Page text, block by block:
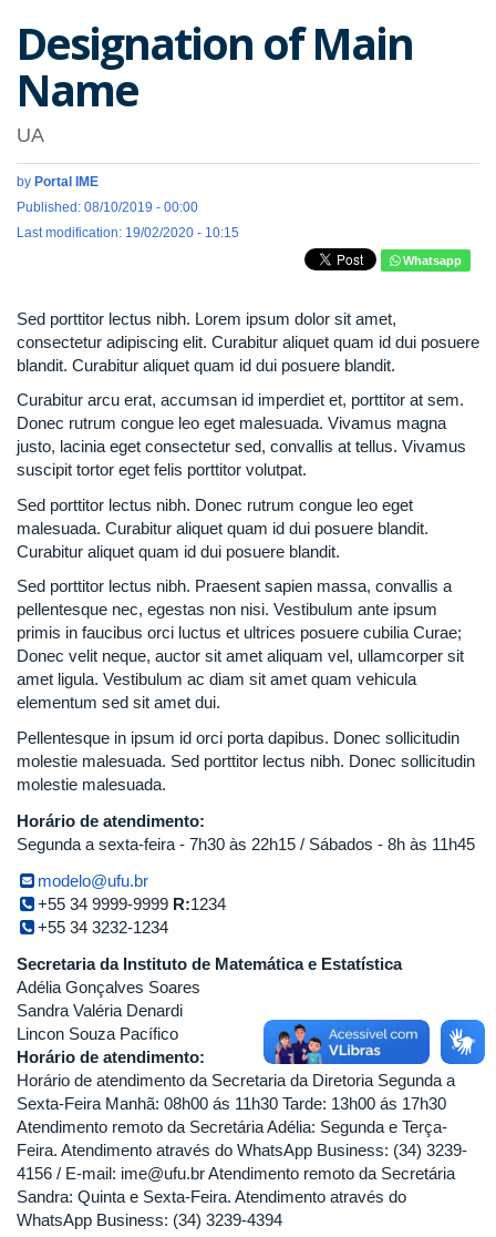
Designation of Main
Name
UA
by Portal IME
Published: 08/10/2019 - 00:00
Last modification: 19/02/2020 - 10:15
Whatsapp
Sed porttitor lectus nibh. Lorem ipsum dolor sit amet,
consectetur adipiscing elit. Curabitur aliquet quam id dui posuere
blandit. Curabitur aliquet quam id dui posuere blandit.
Curabitur arcu erat, accumsan id imperdiet et, porttitor at sem.
Donec rutrum congue leo eget malesuada. Vivamus magna
justo, lacinia eget consectetur sed, convallis at tellus. Vivamus
suscipit tortor eget felis porttitor volutpat.
Sed porttitor lectus nibh. Donec rutrum congue leo eget
malesuada. Curabitur aliquet quam id dui posuere blandit.
Curabitur aliquet quam id dui posuere blandit.
Sed porttitor lectus nibh. Praesent sapien massa, convallis a
pellentesque nec, egestas non nisi. Vestibulum ante ipsum
primis in faucibus orci luctus et ultrices posuere cubilia Curae;
Donec velit neque, auctor sit amet aliquam vel, ullamcorper sit
amet ligula. Vestibulum ac diam sit amet quam vehicula
elementum sed sit amet dui.
Pellentesque in ipsum id orci porta dapibus. Donec sollicitudin
molestie malesuada. Sed porttitor lectus nibh. Donec sollicitudin
molestie malesuada.
Horário de atendimento:
Segunda a sexta-feira - 7h30 às 22h15 / Sábados - 8h às 11h45
modelo@ufu.br
+55 34 9999-9999 R:1234
+55 34 3232-1234
Secretaria da Instituto de Matemática e Estatística
Adélia Gonçalves Soares
Sandra Valéria Denardi
Lincon Souza Pacífico
Horário de atendimento:
Horário de atendimento da Secretaria da Diretoria Segunda a
Sexta-Feira Manhã: 08h00 ás 11h30 Tarde: 13h00 ás 17h30
Atendimento remoto da Secretária Adélia: Segunda e Terça-
Feira. Atendimento através do WhatsApp Business: (34) 3239-
4156 / E-mail: ime@ufu.br Atendimento remoto da Secretária
Sandra: Quinta e Sexta-Feira. Atendimento através do
WhatsApp Business: (34) 3239-4394